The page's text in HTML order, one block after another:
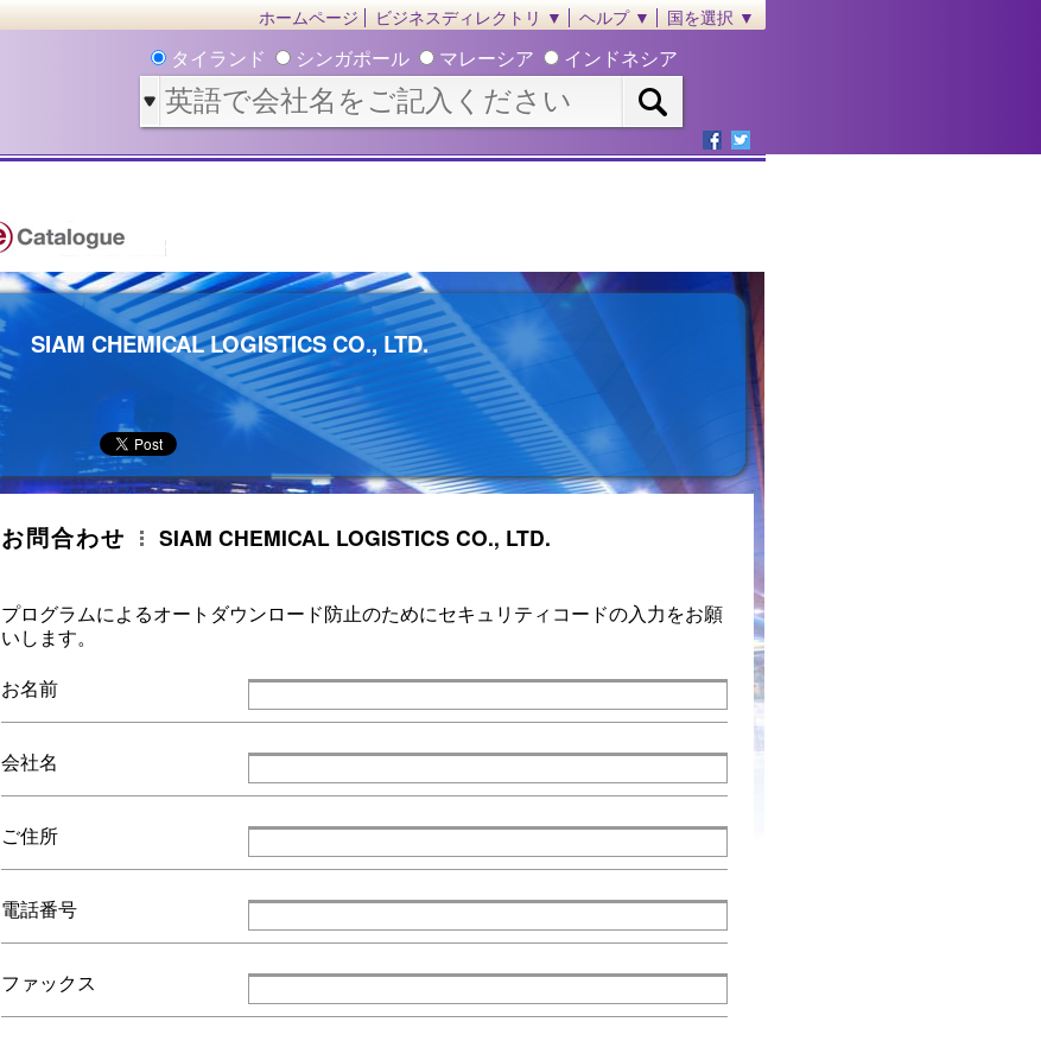
ホームページ ビジネスディレクトリ ▼ ヘルプ ▼ 国を選択 ▼
タイランド シンガポール マレーシア インドネシア
SIAM CHEMICAL LOGISTICS CO., LTD.
お問合わせ SIAM CHEMICAL LOGISTICS CO., LTD.
プログラムによるオートダウンロード防止のためにセキュリティコードの入力をお願
いします。
お名前
会社名
ご住所
電話番号
ファックス